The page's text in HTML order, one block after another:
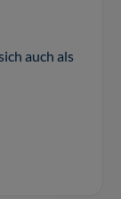
auch als